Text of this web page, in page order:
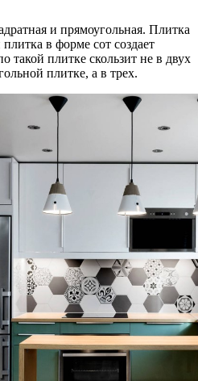
и прямоугольная. Плитка
в форме сот создает
такой плитке скользит не в двух
плитке, а в трех.